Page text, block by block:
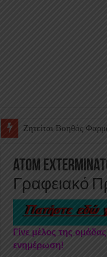
Ζητείται Βοηθός
ATOM
Γραφειακό
Γίνε μέλος της
ενημέρωση!